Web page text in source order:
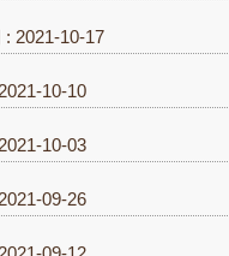
2021-10-17
10-10
10-03
09-26